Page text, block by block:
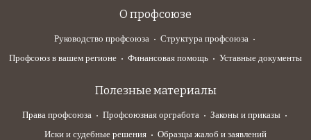
О профсоюзе
Руководство профсоюза
Структура профсоюза
Профсоюз в вашем регионе
Финансовая помощь Уставные документы
Полезные материалы
Права профсоюза Профсоюзная оргработа
Законы и приказы
Иски и судебные решения
Образцы жалоб и заявлений